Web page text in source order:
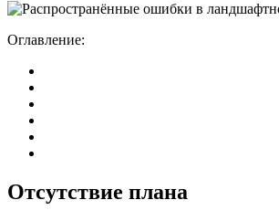
Оглавление:
Отсутствие плана